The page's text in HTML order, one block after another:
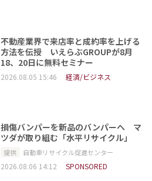
不動産業界で来店率と成約率を上げる
方法を伝授 いえらぶGROUPが8月
18、20日に無料セミナー
2026.08.05 15:46 経済/ビジネス
損傷バンパーを新品のバンパーへ マ
ツダが取り組む「水平リサイクル」
提供 自動車リサイクル促進センター
2026.08.06 14:12 SPONSORED